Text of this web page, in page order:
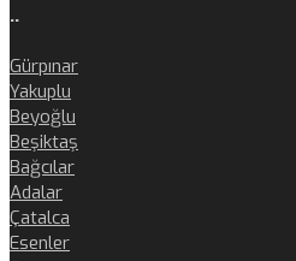
..
Gürpınar
Yakuplu
Beyoğlu
Beşiktaş
Bağcılar
Adalar
Çatalca
Esenler